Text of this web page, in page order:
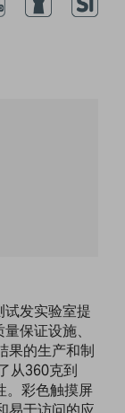
发实验室提
保证设施、
果的生产和制
从360克到
。彩色触摸屏